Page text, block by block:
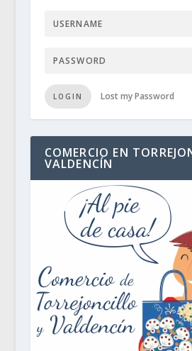
LOGIN Lost my Password
COMERCIO EN
VALDENCÍN